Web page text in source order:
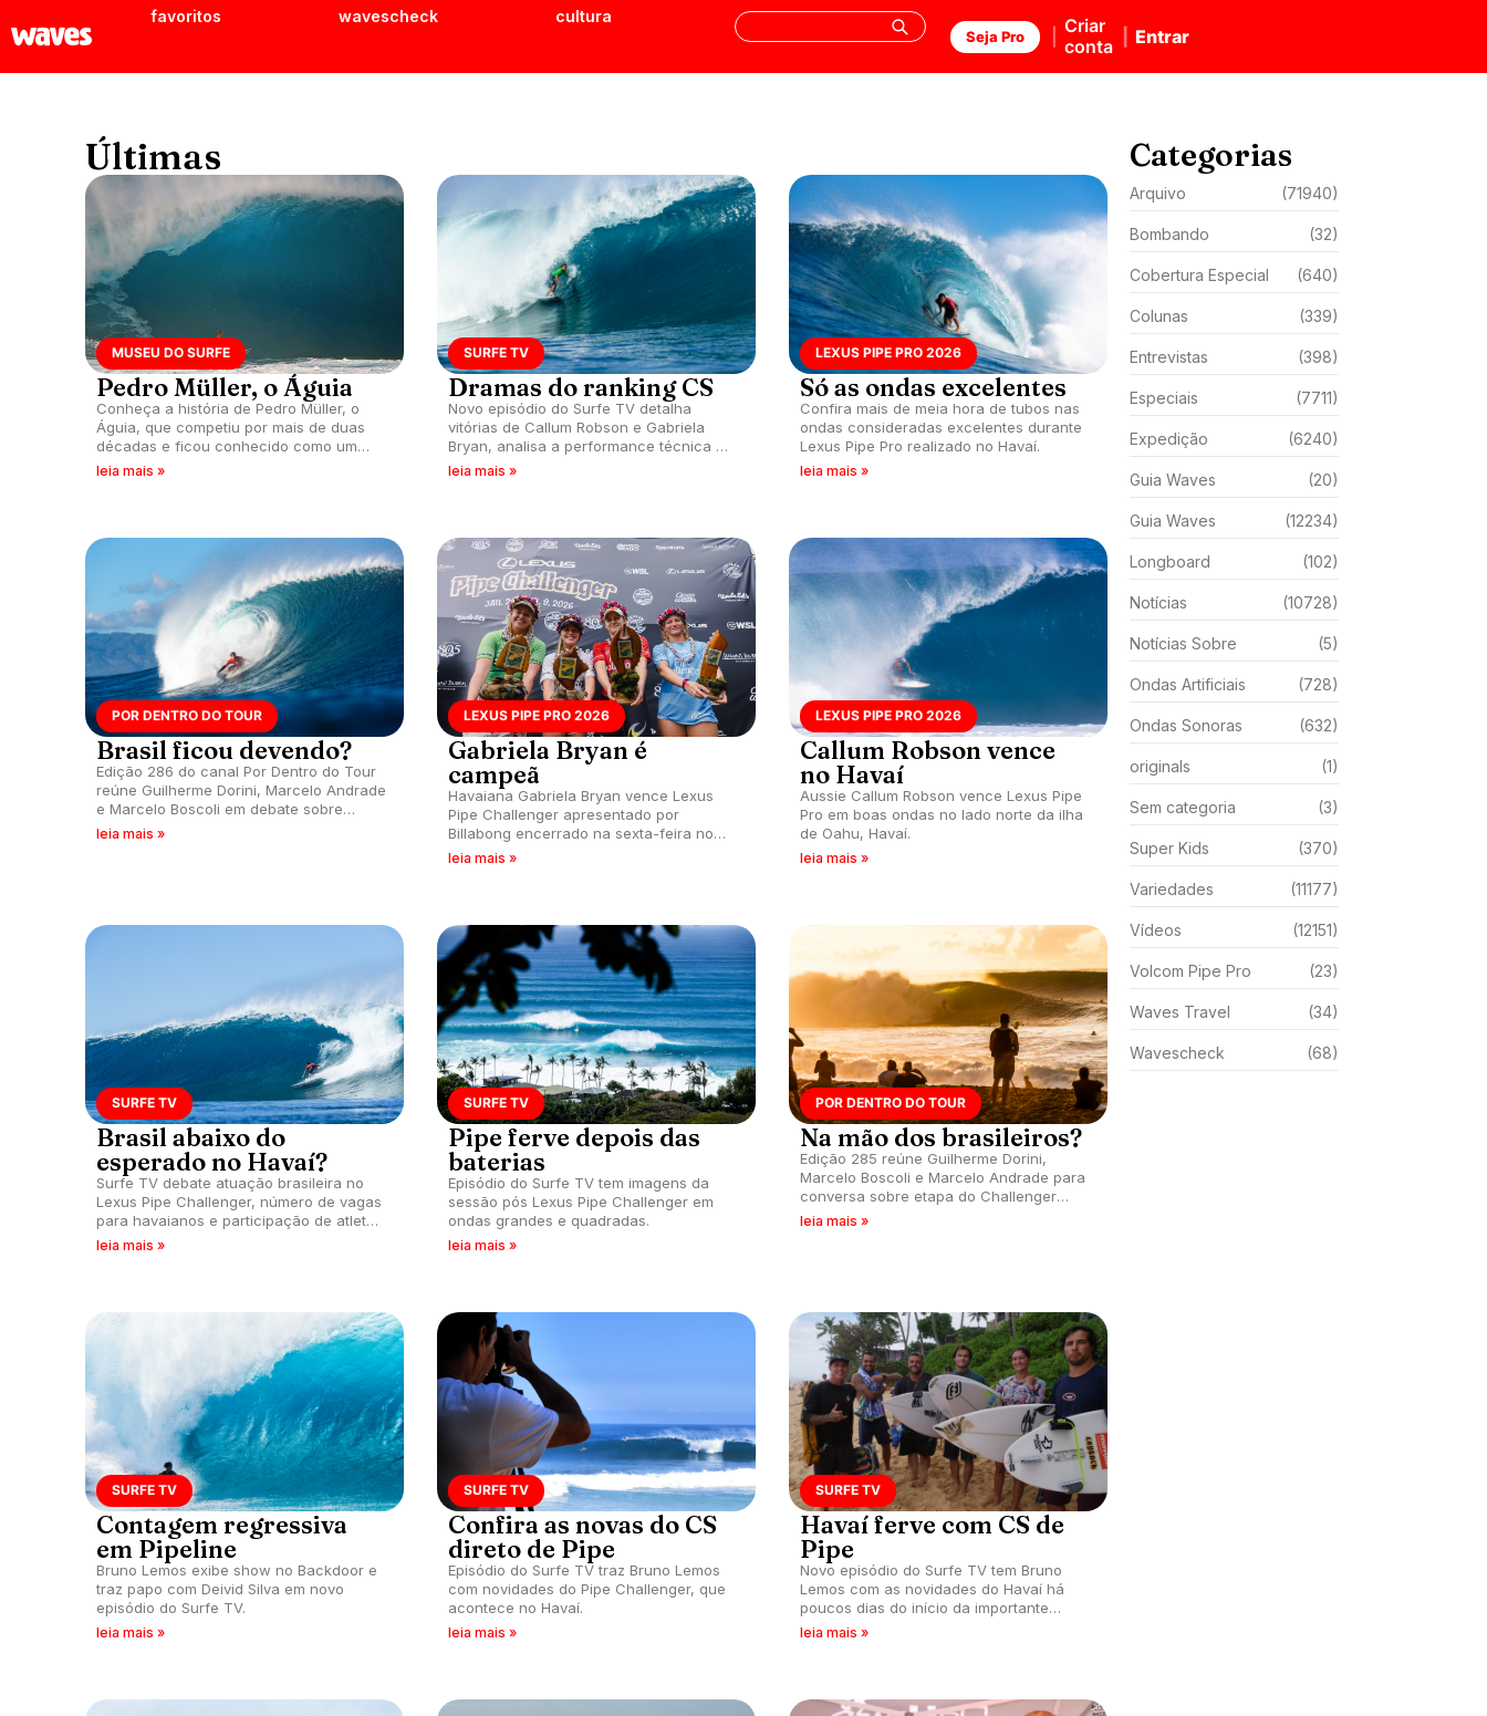
favoritos wavescheck cultura
Seja Pro
Criar
conta
Entrar
Últimas
MUSEU DO SURFE
Pedro Müller, o Águia
Conheça a história de Pedro Müller, o
Águia, que competiu por mais de duas
décadas e ficou conhecido como um
dos mais conscientes e estratégicos da
leia mais »
SURFE TV
Dramas do ranking CS
Novo episódio do Surfe TV detalha
vitórias de Callum Robson e Gabriela
Bryan, analisa a performance técnica no
North Shore e projeta chances de
leia mais »
LEXUS PIPE PRO 2026
Só as ondas excelentes
Confira mais de meia hora de tubos nas
ondas consideradas excelentes durante
Lexus Pipe Pro realizado no Havaí.
leia mais »
POR DENTRO DO TOUR
Brasil ficou devendo?
Edição 286 do canal Por Dentro do Tour
reúne Guilherme Dorini, Marcelo Andrade
e Marcelo Boscoli em debate sobre
vitória do aussie Callum Robson no Lexus
leia mais »
LEXUS PIPE PRO 2026
Gabriela Bryan é
campeã
Havaiana Gabriela Bryan vence Lexus
Pipe Challenger apresentado por
Billabong encerrado na sexta-feira no
Havaí.
leia mais »
LEXUS PIPE PRO 2026
Callum Robson vence
no Havaí
Aussie Callum Robson vence Lexus Pipe
Pro em boas ondas no lado norte da ilha
de Oahu, Havaí.
leia mais »
SURFE TV
Brasil abaixo do
esperado no Havaí?
Surfe TV debate atuação brasileira no
Lexus Pipe Challenger, número de vagas
para havaianos e participação de atletas
do CT nas etapas do CS.
leia mais »
SURFE TV
Pipe ferve depois das
baterias
Episódio do Surfe TV tem imagens da
sessão pós Lexus Pipe Challenger em
ondas grandes e quadradas.
leia mais »
POR DENTRO DO TOUR
Na mão dos brasileiros?
Edição 285 reúne Guilherme Dorini,
Marcelo Boscoli e Marcelo Andrade para
conversa sobre etapa do Challenger
Series que acontece em Pipeline, Havaí,
leia mais »
SURFE TV
Contagem regressiva
em Pipeline
Bruno Lemos exibe show no Backdoor e
traz papo com Deivid Silva em novo
episódio do Surfe TV.
leia mais »
SURFE TV
Confira as novas do CS
direto de Pipe
Episódio do Surfe TV traz Bruno Lemos
com novidades do Pipe Challenger, que
acontece no Havaí.
leia mais »
SURFE TV
Havaí ferve com CS de
Pipe
Novo episódio do Surfe TV tem Bruno
Lemos com as novidades do Havaí há
poucos dias do início da importante
etapa do CS de Pipeline.
leia mais »
Categorias
Arquivo (71940)
Bombando (32)
Cobertura Especial (640)
Colunas (339)
Entrevistas (398)
Especiais (7711)
Expedição (6240)
Guia Waves (20)
Guia Waves (12234)
Longboard (102)
Notícias (10728)
Notícias Sobre (5)
Ondas Artificiais (728)
Ondas Sonoras (632)
originals (1)
Sem categoria (3)
Super Kids (370)
Variedades (11177)
Vídeos (12151)
Volcom Pipe Pro (23)
Waves Travel (34)
Wavescheck (68)